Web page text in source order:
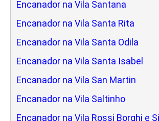
Encanador na Vila Santana
Encanador na Vila Santa Rita
Encanador na Vila Santa Odila
Encanador na Vila Santa Isabel
Encanador na Vila San Martin
Encanador na Vila Saltinho
Encanador na Vila Rossi Borghi e